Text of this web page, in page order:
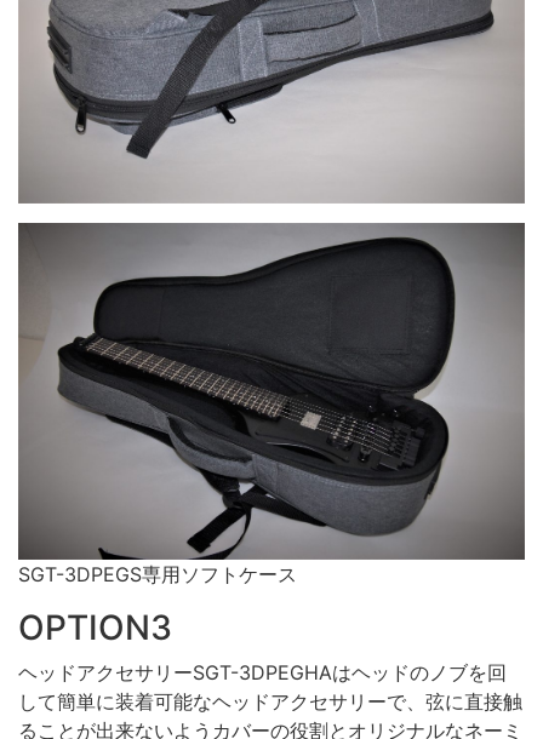
SGT-3DPEGS専用ソフトケース
OPTION3
ヘッドアクセサリーSGT-3DPEGHAはヘッドのノブを回
して簡単に装着可能なヘッドアクセサリーで、弦に直接触
ることが出来ないようカバーの役割とオリジナルなネーミ